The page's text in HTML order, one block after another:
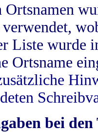
Ortsnamen
Liste wurde
Ortsname
bei